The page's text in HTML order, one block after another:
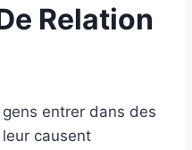
Relation
entrer dans des
causent